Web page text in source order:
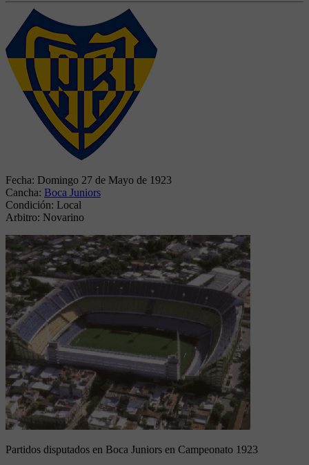
Fecha: Domingo 27 de Mayo de 1923
Cancha: Boca Juniors
Condición: Local
Arbitro: Novarino
Partidos disputados en Boca Juniors en Campeonato 1923